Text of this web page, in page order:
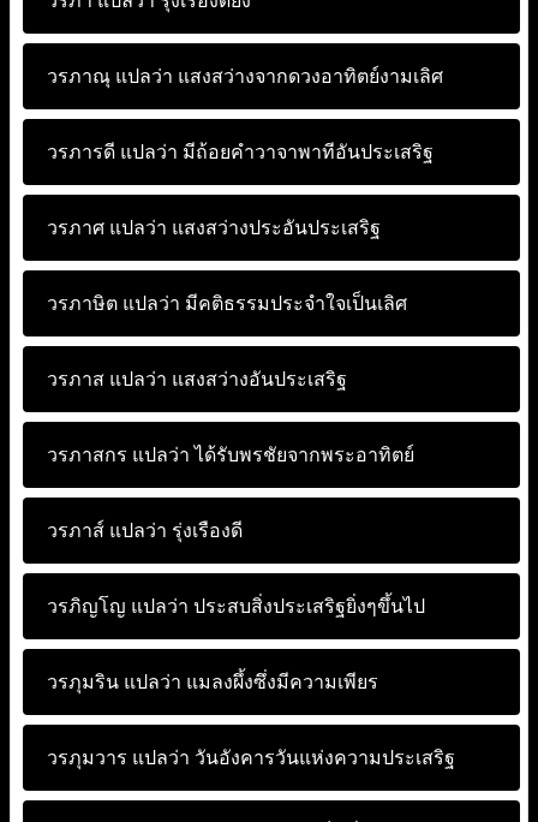
วรภาณุ แปลว่า แสงสว่างจากดวงอาทิตย์งามเลิศ
วรภารดี แปลว่า มีถ้อยคำวาจาพาทีอันประเสริฐ
วรภาศ แปลว่า แสงสว่างประอันประเสริฐ
วรภาษิต แปลว่า มีคติธรรมประจำใจเป็นเลิศ
วรภาส แปลว่า แสงสว่างอันประเสริฐ
วรภาสกร แปลว่า ได้รับพรชัยจากพระอาทิตย์
วรภาส์ แปลว่า รุ่งเรืองดี
วรภิญโญ แปลว่า ประสบสิ่งประเสริฐยิ่งๆขึ้นไป
วรภุมริน แปลว่า แมลงผึ้งซึ่งมีความเพียร
วรภุมวาร แปลว่า วันอังคารวันแห่งความประเสริฐ